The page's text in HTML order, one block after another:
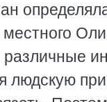
местного
людскую